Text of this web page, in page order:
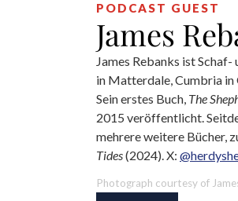
PODCAST GUEST
James
James Rebanks ist
in Matterdale, Cumbria
Sein erstes Buch, The
2015 veröffentlicht.
mehrere weitere Bücher,
Tides(2024). X:
Photograph courtesy of